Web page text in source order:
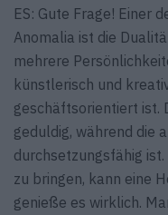
ES: Gute Frage! Einer
Anomalia ist die
mehrere
künstlerisch und
geschäftsorientiert ist.
geduldig, während die
durchsetzungsfähig
zu bringen, kann eine
genieße es wirklich.